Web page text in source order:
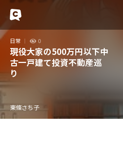
日常 0
現役大家の500万円以下中
古一戸建て投資不動産巡
り
東條さち子